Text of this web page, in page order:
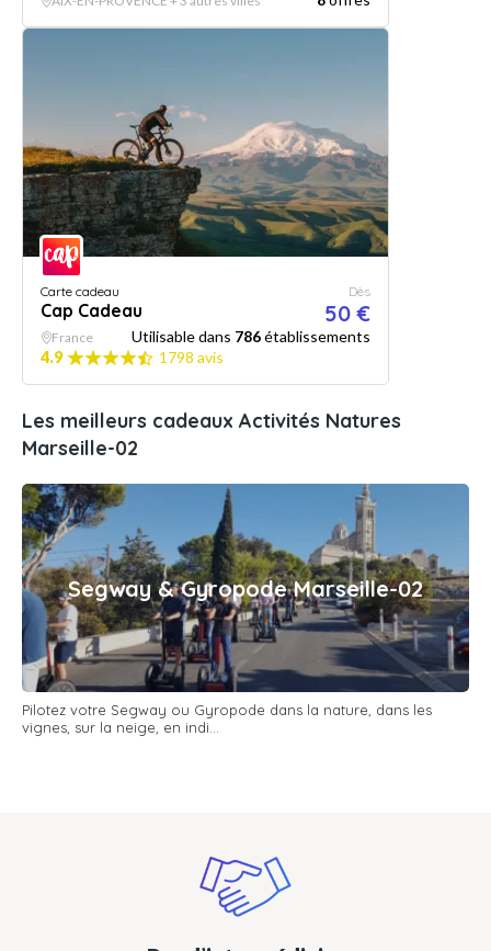
Carte cadeau
Cap Cadeau
Dès
50 €
France Utilisable dans 786établissements
4.9
1798 avis
Les meilleurs cadeaux Activités Natures
Marseille-02
Segway & Gyropode Marseille-02
Pilotez votre Segway ou Gyropode dans la nature, dans les
vignes, sur la neige, en indi...